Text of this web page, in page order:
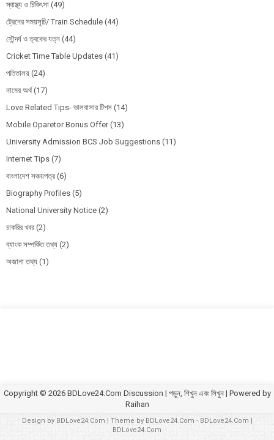
স্বাস্থ্য ও চিকিৎসা (49)
ট্রেনের সময়সূচি/ Train Schedule (44)
সৌন্দর্য ও ত্বকের যত্ন (44)
Cricket Time Table Updates (41)
পতিতালয় (24)
নামের অর্থ (17)
Love Related Tips- ভালবাসার টিপস (14)
Mobile Oparetor Bonus Offer (13)
University Admission BCS Job Suggestions (11)
Internet Tips (7)
বাংলাদেশ সঞ্চয়পত্র (6)
Biography Profiles (5)
National University Notice (2)
চাকরির খবর (2)
ব্যাংক সম্পর্কিত তথ্য (2)
অজানা তথ্য (1)
Copyright © 2026 BDLove24.Com Discussion | পড়ুন, শিখুন এবং লিখুন| Powered by
Raihan
Design by BDLove24.Com | Theme by BDLove24.Com - BDLove24.Com |
BDLove24.Com